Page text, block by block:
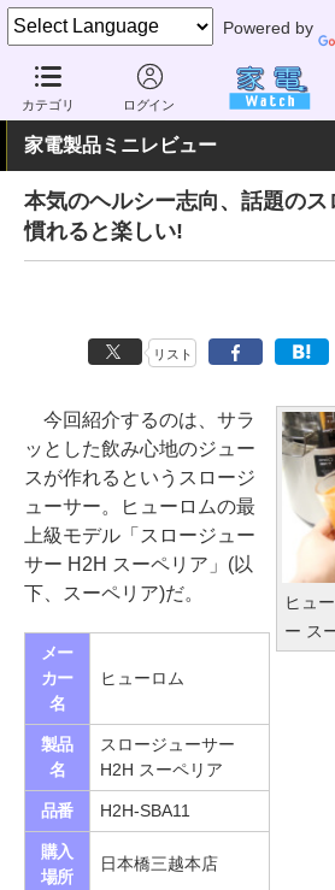
Powered by
カテゴリ ログイン
家電 Watch 生活家電 キッチン家電
家電製品ミニレビュー
本気のヘルシー志向、話題の
慣れると楽しい!
リスト
ヒュ
ー ス
今回紹介するのは、サラ
ッとした飲み心地のジュー
スが作れるというスロージ
ューサー。ヒューロムの最
上級モデル「スロージュー
サー H2H スーペリア」(以
下、スーペリア)だ。
メー
カー
名
ヒューロム
製品
名
スロージューサー
H2H スーペリア
品番 H2H-SBA11
購入
場所
日本橋三越本店